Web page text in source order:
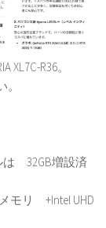
R36。
は 32GB増設済
メモリ +Intel UHD